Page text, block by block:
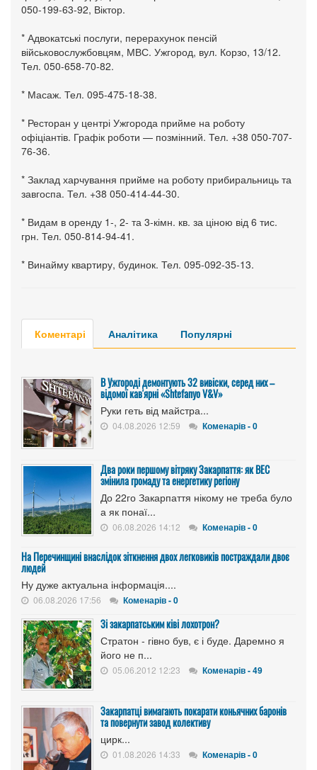
050-199-63-92, Віктор.
* Адвокатські послуги, перерахунок пенсій
військовослужбовцям, МВС. Ужгород, вул. Корзо, 13/12.
Тел. 050-658-70-82.
* Масаж. Тел. 095-475-18-38.
* Ресторан у центрі Ужгорода прийме на роботу
офіціантів. Графік роботи — позмінний. Тел. +38 050-707-
76-36.
* Заклад харчування прийме на роботу прибиральниць та
завгоспа. Тел. +38 050-414-44-30.
* Видам в оренду 1-, 2- та 3-кімн. кв. за ціною від 6 тис.
грн. Тел. 050-814-94-41.
* Винайму квартиру, будинок. Тел. 095-092-35-13.
Коментарі Аналітика Популярні
В Ужгороді демонтують 32 вивіски, серед них –
відомої кав'ярні «Shtefanyo V&V»
Руки геть від майстра...
04.08.2026 12:59 Коменарів - 0
Два роки першому вітряку Закарпаття: як ВЕС
змінила громаду та енергетику регіону
До 22го Закарпаття нікому не треба було
а як понаї...
06.08.2026 14:12 Коменарів - 0
На Перечинщині внаслідок зіткнення двох легковиків постраждали двоє
людей
Ну дуже актуальна інформація....
06.08.2026 17:56 Коменарів - 0
Зі закарпатським ківі лохотрон?
Стратон - гівно був, є і буде. Даремно я
його не п...
05.06.2012 12:23 Коменарів - 49
Закарпатці вимагають покарати коньячних баронів
та повернути завод колективу
цирк...
01.08.2026 14:33 Коменарів - 0